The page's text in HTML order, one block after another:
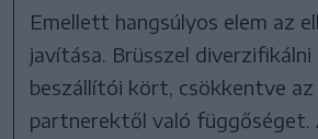
Emellett hangsúlyos elem az
javítása. Brüsszel diverzifikálni
beszállítói kört, csökkentve az
partnerektől való függőséget.